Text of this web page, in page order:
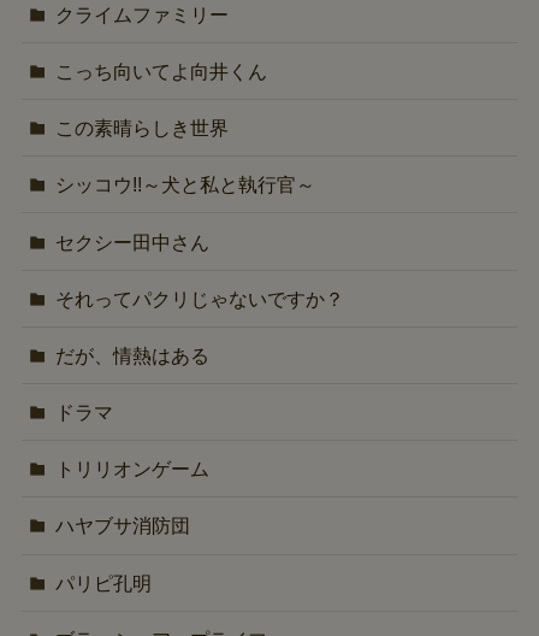
クライムファミリー
こっち向いてよ向井くん
この素晴らしき世界
シッコウ!!～犬と私と執行官～
セクシー田中さん
それってパクリじゃないですか？
だが、情熱はある
ドラマ
トリリオンゲーム
ハヤブサ消防団
パリピ孔明